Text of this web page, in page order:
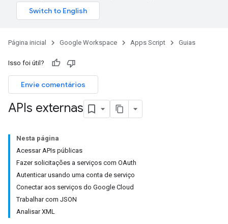
Página inicial Google Workspace Apps Script Guias
Isso foi útil?
Envie comentários
APIs externas
Nesta página
Acessar APIs públicas
Fazer solicitações a serviços com OAuth
Autenticar usando uma conta de serviço
Conectar aos serviços do Google Cloud
Trabalhar com JSON
Analisar XML